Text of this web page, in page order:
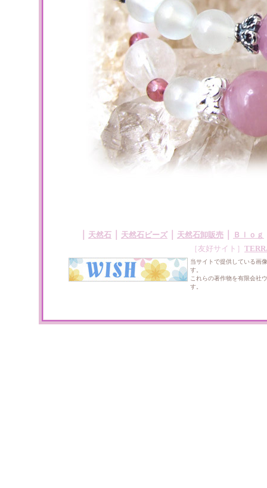
天然石 天然石ビーズ｜ 天然石卸販売 Ｂｌｏｇ
［友好サイト］
当サイトで提供している画
す。
これらの著作物を有限会社
す。